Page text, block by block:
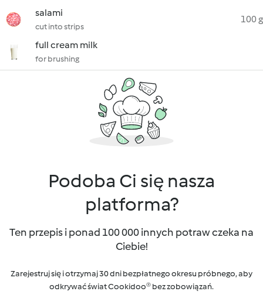
salami
cut into strips
100 g
full cream milk
for brushing
Podoba Ci się nasza
platforma?
Ten przepis i ponad 100 000 innych potraw czeka na
Ciebie!
Zarejestruj się i otrzymaj 30 dni bezpłatnego okresu próbnego, aby
odkrywać świat Cookidoo® bez zobowiązań.